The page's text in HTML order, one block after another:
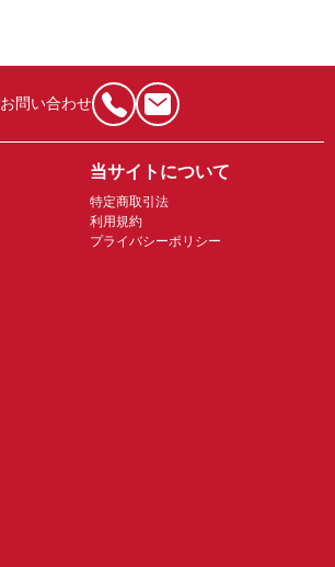
お問い合わせ
当サイトについて
特定商取引法
利用規約
プライバシーポリシー